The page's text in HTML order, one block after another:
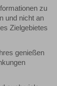
zu
und nicht an
Zielgebietes
genießen